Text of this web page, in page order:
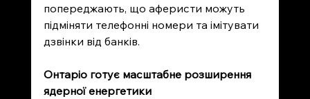
попереджають, що аферисти можуть
підміняти телефонні номери та імітувати
дзвінки від банків.
Онтаріо готує масштабне розширення
ядерної енергетики